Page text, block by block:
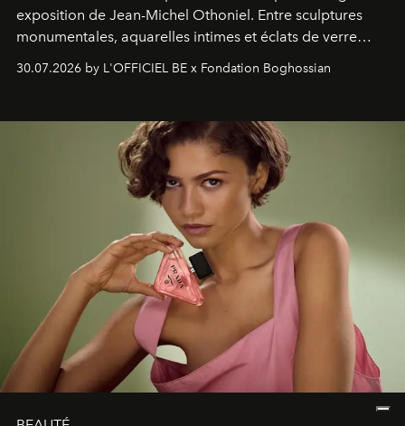
exposition de Jean-Michel Othoniel. Entre sculptures
monumentales, aquarelles intimes et éclats de verre
soufflé, l’artiste français compose un itinéraire
émotionnel où chaque œuvre devient le souvenir
émerveillement.
30.07.2026 by L'OFFICIEL BE x Fondation Boghossian